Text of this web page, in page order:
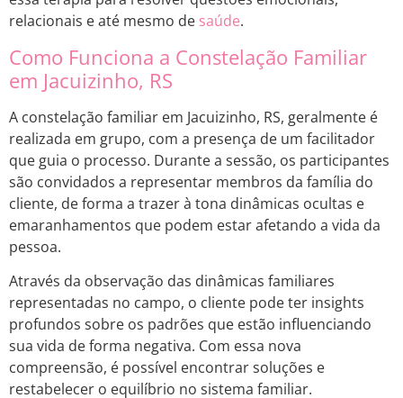
relacionais e até mesmo de saúde.
Como Funciona a Constelação Familiar
em Jacuizinho, RS
A constelação familiar em Jacuizinho, RS, geralmente é
realizada em grupo, com a presença de um facilitador
que guia o processo. Durante a sessão, os participantes
são convidados a representar membros da família do
cliente, de forma a trazer à tona dinâmicas ocultas e
emaranhamentos que podem estar afetando a vida da
pessoa.
Através da observação das dinâmicas familiares
representadas no campo, o cliente pode ter insights
profundos sobre os padrões que estão influenciando
sua vida de forma negativa. Com essa nova
compreensão, é possível encontrar soluções e
restabelecer o equilíbrio no sistema familiar.